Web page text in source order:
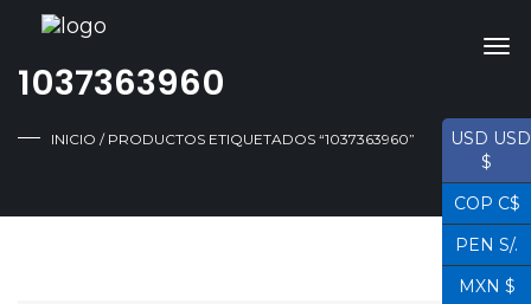
1037363960
INICIO / PRODUCTOS ETIQUETADOS “1037363960”
USD USD
$
COP C$
PEN S/.
MXN $